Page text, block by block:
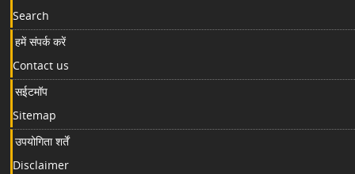
Search
हमें संपर्क करें
Contact us
सईटमॉप
Sitemap
उपयोगिता शर्तें
Disclaimer